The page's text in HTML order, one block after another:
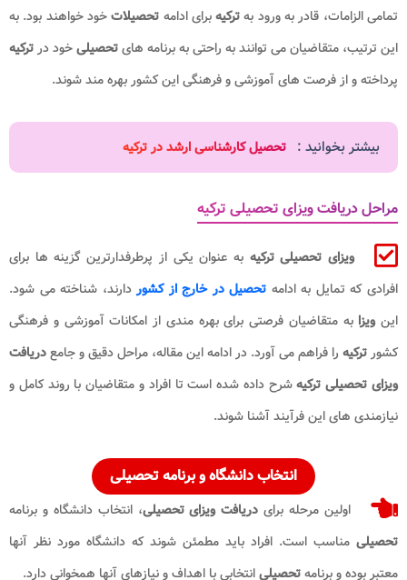
تمامی الزامات، قادر به ورود بهترکیهبرای ادامه تحصیلاتخود خواهند بود. به
این ترتیب، متقاضیان می توانند به راحتی به برنامه هایتحصیلیخود درترکیه
پرداخته و از فرصت های آموزشی و فرهنگی این کشور بهره مند شوند.
بیشتر بخوانید : تحصیل کارشناسی ارشد در ترکیه
مراحل دریافت ویزای تحصیلی ترکیه
ویزای تحصیلی ترکیه به عنوان یکی از پرطرفدارترین گزینه ها برای
افرادی که تمایل به ادامه تحصیل در خارج از کشوردارند، شناخته می شود.
این ویزابه متقاضیان فرصتی برای بهره مندی از امکانات آموزشی و فرهنگی
کشورترکیه را فراهم می آورد. در ادامه این مقاله، مراحل دقیق و جامعدریافت
ویزای تحصیلی ترکیهشرح داده شده است تا افراد و متقاضیان با روند کامل و
نیازمندی های این فرآیند آشنا شوند.
انتخاب دانشگاه و برنامه تحصیلی
اولین مرحله برای دریافت ویزای تحصیلی، انتخاب دانشگاه و برنامه
تحصیلی مناسب است. افراد باید مطمئن شوند که دانشگاه مورد نظر آنها
معتبر بوده و برنامهتحصیلیانتخابی با اهداف و نیازهای آنها همخوانی دارد.